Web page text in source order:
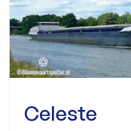
Celeste